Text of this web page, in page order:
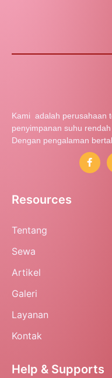
Kami adalah perusahaan
penyimpanan suhu
Dengan pengalaman
Resources
Tentang
Sewa
Artikel
Galeri
Layanan
Kontak
Help & Supports